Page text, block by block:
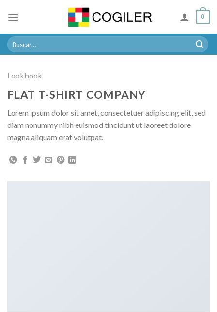
0
Buscar
por:
Lookbook
FLAT T-SHIRT COMPANY
Lorem ipsum dolor sit amet, consectetuer adipiscing elit, sed
diam nonummy nibh euismod tincidunt ut laoreet dolore
magna aliquam erat volutpat.